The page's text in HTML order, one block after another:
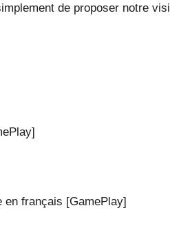
de proposer notre
en français [GamePlay]